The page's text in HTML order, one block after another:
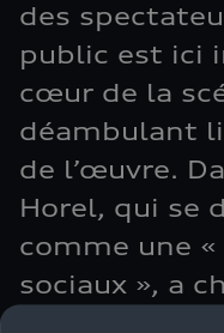
des
public est ici
cœur de la
déambulant
de l’œuvre.
Horel, qui se
comme une
sociaux », a